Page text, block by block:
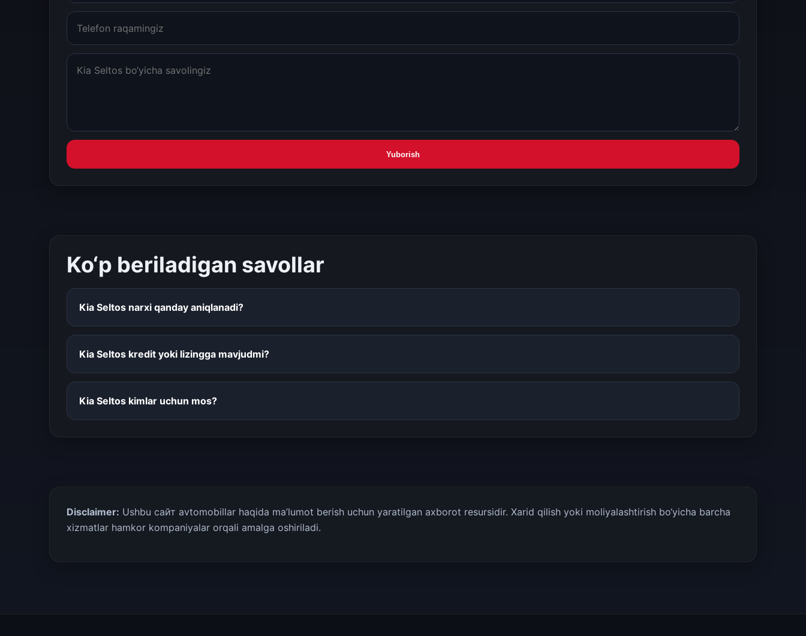
Yuborish
Ko‘p beriladigan savollar
Kia Seltos narxi qanday aniqlanadi?
Kia Seltos kredit yoki lizingga mavjudmi?
Kia Seltos kimlar uchun mos?
Disclaimer: Ushbu сайт avtomobillar haqida ma’lumot berish uchun yaratilgan axborot resursidir. Xarid qilish yoki moliyalashtirish bo‘yicha barcha
xizmatlar hamkor kompaniyalar orqali amalga oshiriladi.